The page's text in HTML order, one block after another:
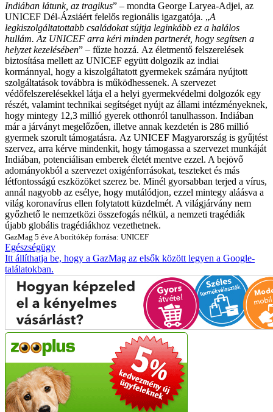
Indiában látunk, az tragikus” – mondta George Laryea-Adjei, az
UNICEF Dél-Ázsiáért felelős regionális igazgatója. „A
legkiszolgáltatottabb családokat sújtja leginkább ez a halálos
hullám. Az UNICEF arra kéri minden partnerét, hogy segítsen a
helyzet kezelésében” – fűzte hozzá. Az életmentő felszerelések
biztosítása mellett az UNICEF együtt dolgozik az indiai
kormánnyal, hogy a kiszolgáltatott gyermekek számára nyújtott
szolgáltatások továbbra is működhessenek. A szervezet
védőfelszerelésekkel látja el a helyi gyermekvédelmi dolgozók egy
részét, valamint technikai segítséget nyújt az állami intézményeknek,
hogy mintegy 12,3 millió gyerek otthonról tanulhasson. Indiában
már a járványt megelőzően, illetve annak kezdetén is 286 millió
gyermek szorult támogatásra. Az UNICEF Magyarország is gyűjtést
szervez, arra kérve mindenkit, hogy támogassa a szervezet munkáját
Indiában, potenciálisan emberek életét mentve ezzel. A bejövő
adományokból a szervezet oxigénforrásokat, teszteket és más
létfontosságú eszközöket szerez be. Minél gyorsabban terjed a vírus,
annál nagyobb az esélye, hogy mutálódjon, ezzel mintegy aláásva a
világ koronavírus ellen folytatott küzdelmét. A világjárvány nem
győzhető le nemzetközi összefogás nélkül, a nemzeti tragédiák
újabb globális tragédiákhoz vezethetnek.
GazMag 5 éve A borítókép forrása: UNICEF
Egészségügy
Itt állíthatja be, hogy a GazMag az elsők között legyen a Google-
találatokban.